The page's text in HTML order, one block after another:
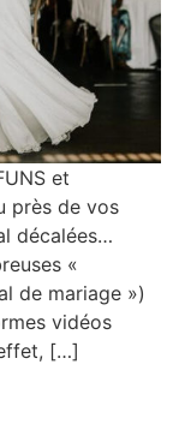
et
près de vos
décalées…
«
de mariage »)
vidéos
[…]